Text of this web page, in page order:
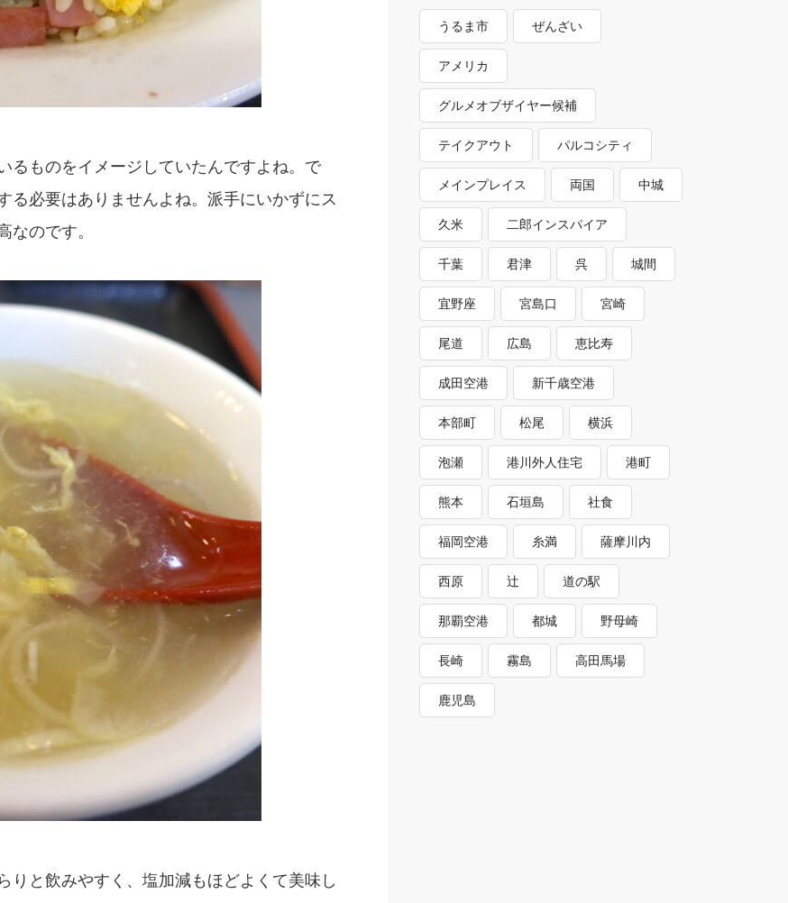
るものをイメージしていたんですよね。で
る必要はありませんよね。派手にいかずにス
なのです。
りと飲みやすく、塩加減もほどよくて美味し
うるま市 ぜんざい
アメリカ
グルメオブザイヤー候補
テイクアウト パルコシティ
メインプレイス 両国 中城
久米 二郎インスパイア
千葉 君津 呉 城間
宜野座 宮島口 宮崎
尾道 広島 恵比寿
成田空港 新千歳空港
本部町 松尾 横浜
泡瀬 港川外人住宅 港町
熊本 石垣島 社食
福岡空港 糸満 薩摩川内
西原 辻 道の駅
那覇空港 都城 野母崎
長崎 霧島 高田馬場
鹿児島